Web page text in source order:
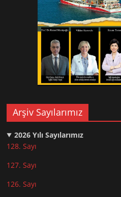
Arşiv Sayılarımız
2026 Yılı Sayılarımız
128. Sayı
127. Sayı
126. Sayı